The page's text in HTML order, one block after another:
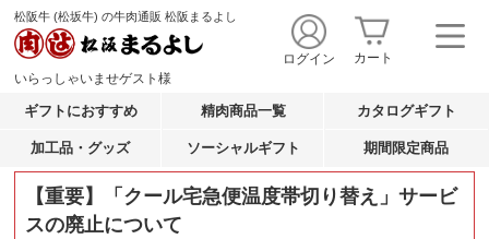
松阪牛 (松坂牛) の牛肉通販 松阪まるよし
いらっしゃいませゲスト様
ログイン カート
ギフトにおすすめ 精肉商品一覧 カタログギフト
加工品・グッズ ソーシャルギフト 期間限定商品
【重要】「クール宅急便温度帯切り替え」サービ
スの廃止について